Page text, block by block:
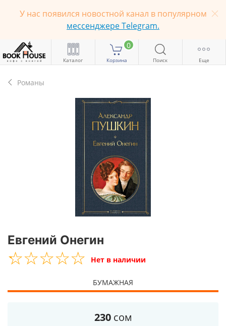
У нас появился новостной канал в популярном
мессенджере Telegram.
Каталог
0
Корзина Поиск Еще
Романы
Евгений Онегин
☆☆☆☆☆
★★★★★ Нет в наличии
БУМАЖНАЯ
230 сом